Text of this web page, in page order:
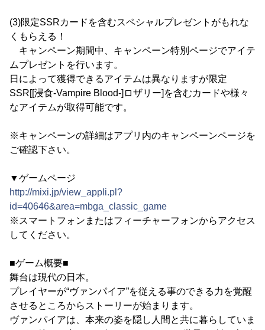
(3)限定SSRカードを含むスペシャルプレゼントがもれな
くもらえる！
キャンペーン期間中、キャンペーン特別ページでアイテ
ムプレゼントを行います。
日によって獲得できるアイテムは異なりますが限定
SSR[[浸食-Vampire Blood-]ロザリー]を含むカードや様々
なアイテムが取得可能です。
※キャンペーンの詳細はアプリ内のキャンペーンページを
ご確認下さい。
▼ゲームページ
http://mixi.jp/view_appli.pl?
id=40646&area=mbga_classic_game
※スマートフォンまたはフィーチャーフォンからアクセス
してください。
■ゲーム概要■
舞台は現代の日本。
プレイヤーが“ヴァンパイア”を従える事のできる力を覚醒
させるところからストーリーが始まります。
ヴァンパイアは、本来の姿を隠し人間と共に暮らしていま